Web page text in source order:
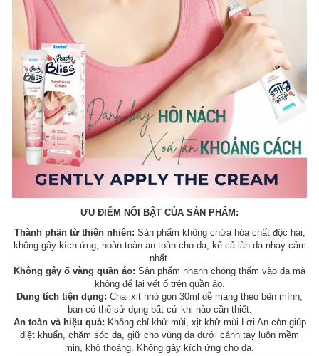
ƯU ĐIỂM NỔI BẬT CỦA SẢN PHẨM:
Thành phần từ thiên nhiên: Sản phẩm không chứa hóa chất độc hại,
không gây kích ứng, hoàn toàn an toàn cho da, kể cả làn da nhạy cảm
nhất.
Không gây ố vàng quần áo: Sản phẩm nhanh chóng thấm vào da mà
không để lại vết ố trên quần áo.
Dung tích tiện dụng: Chai xịt nhỏ gọn 30ml dễ mang theo bên mình,
bạn có thể sử dụng bất cứ khi nào cần thiết.
An toàn và hiệu quả: Không chỉ khử mùi, xịt khử mùi Lợi An còn giúp
diệt khuẩn, chăm sóc da, giữ cho vùng da dưới cánh tay luôn mềm
mịn, khô thoáng. Không gây kích ứng cho da.